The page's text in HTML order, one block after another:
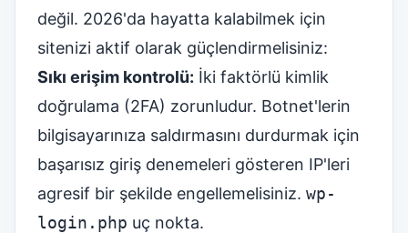
değil. 2026'da hayatta kalabilmek için
sitenizi aktif olarak güçlendirmelisiniz:
Sıkı erişim kontrolü: İki faktörlü kimlik
doğrulama (2FA) zorunludur. Botnet'lerin
bilgisayarınıza saldırmasını durdurmak için
başarısız giriş denemeleri gösteren IP'leri
agresif bir şekilde engellemelisiniz. wp-
login.php uç nokta.